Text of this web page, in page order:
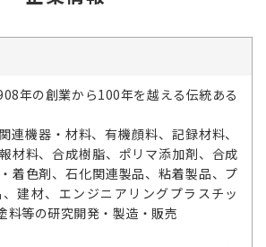
年の創業から100年を越える伝統ある
連機器・材料、有機顔料、記録材料、
材料、合成樹脂、ポリマ添加剤、合成
着色剤、石化関連製品、粘着製品、プ
建材、エンジニアリングプラスチッ
料等の研究開発・製造・販売